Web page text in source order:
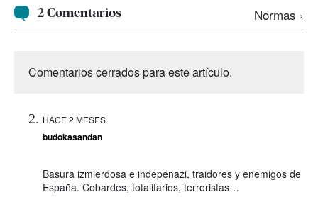
2 Comentarios Normas ›
Comentarios cerrados para este artículo.
HACE 2 MESES
budokasandan
Basura izmierdosa e indepenazi, traidores y enemigos de
España. Cobardes, totalitarios, terroristas…